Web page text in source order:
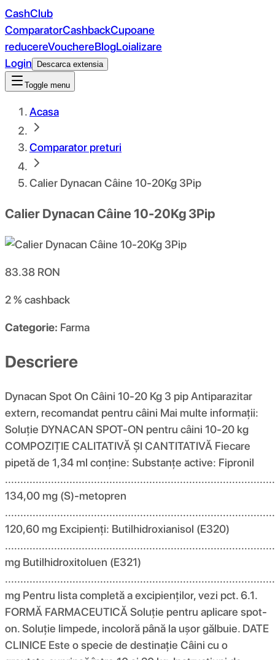
CashClub
ComparatorCashbackCupoane
reducereVouchereBlogLoializare
Login
Descarca extensia
Toggle menu
Acasa
Comparator preturi
Calier Dynacan Câine 10-20Kg 3Pip
Calier Dynacan Câine 10-20Kg 3Pip
83.38 RON
2 %cashback
Categorie: Farma
Descriere
Dynacan Spot On Câini 10-20 Kg 3 pip Antiparazitar
extern, recomandat pentru câini Mai multe informații:
Soluție DYNACAN SPOT-ON pentru câini 10-20 kg
COMPOZIȚIE CALITATIVĂ ȘI CANTITATIVĂ Fiecare
pipetă de 1,34 ml conține: Substanțe active: Fipronil
134,00 mg (S)-metopren
120,60 mg Excipienți: Butilhidroxianisol (E320)
mg Butilhidroxitoluen (E321)
mg Pentru lista completă a excipienților, vezi pct. 6.1.
FORMĂ FARMACEUTICĂ Soluție pentru aplicare spot-
on. Soluție limpede, incoloră până la ușor gălbuie. DATE
CLINICE Este o specie de destinație Câini cu o